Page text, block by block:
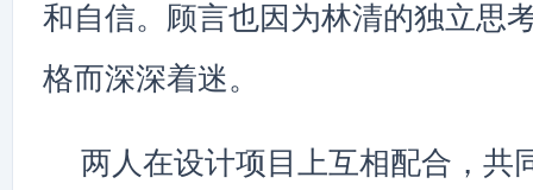
和自信。顾言也因为林清的独立思
格而深深着迷。
两人在设计项目上互相配合，共